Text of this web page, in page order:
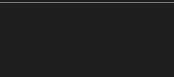
Paga mes a mescon saldo disponible, débito u